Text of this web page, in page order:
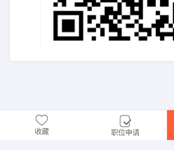
收藏 职位申请